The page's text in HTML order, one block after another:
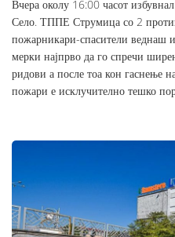
Вчера околу 16:00 часот
Село. ТППЕ Струмица со 2
пожарникари-спасители веднаш
мерки најпрво да го спречи
ридови а после тоа кон гаснење
пожари е исклучително тешко